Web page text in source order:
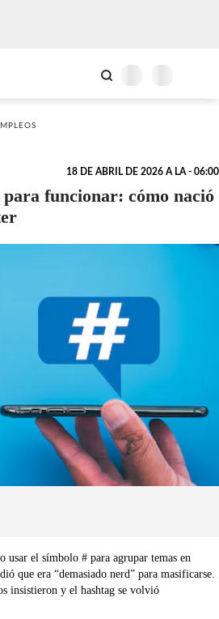
18 DE ABRIL DE 2026 A LA - 06:00
para funcionar: cómo nació
usar el símbolo # para agrupar temas en
que era “demasiado nerd” para masificarse.
insistieron y el hashtag se volvió